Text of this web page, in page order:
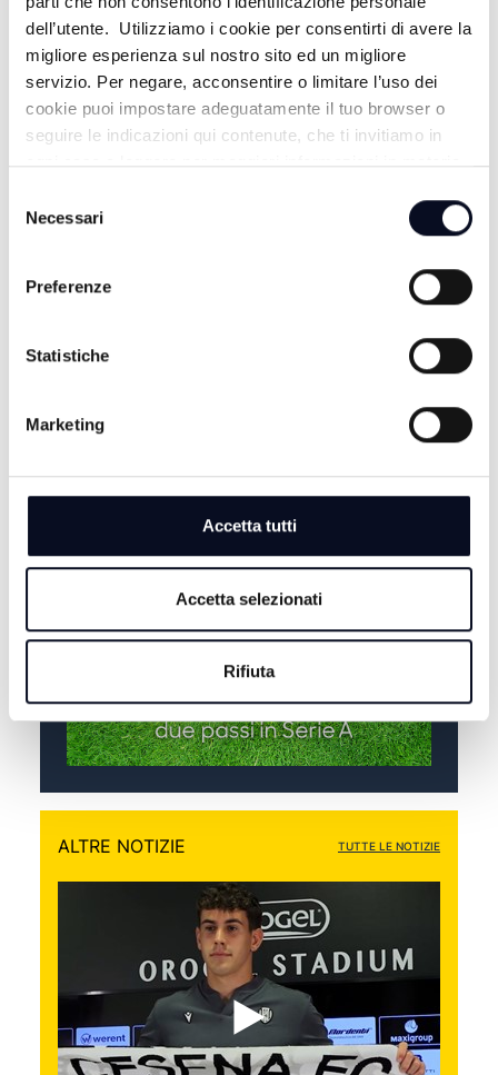
dell’utente. Utilizziamo i cookie per consentirti di avere la
migliore esperienza sul nostro sito ed un migliore
servizio. Per negare, acconsentire o limitare l’uso dei
cookie puoi impostare adeguatamente il tuo browser o
seguire le indicazioni qui contenute, che ti invitiamo in
ogni caso a leggere per maggiori informazioni in materia
delNecessari
Preferenze
Statistiche
Marketing
Accetta tutti
Accetta selezionati
Rifiuta
6 AGOSTO 2026
EMILIA-ROMAGNA: Morto Guccini, de Pascale, "perdiamo
il nostro grande Maestro"
ALTRE NOTIZIE TUTTE LE NOTIZIE